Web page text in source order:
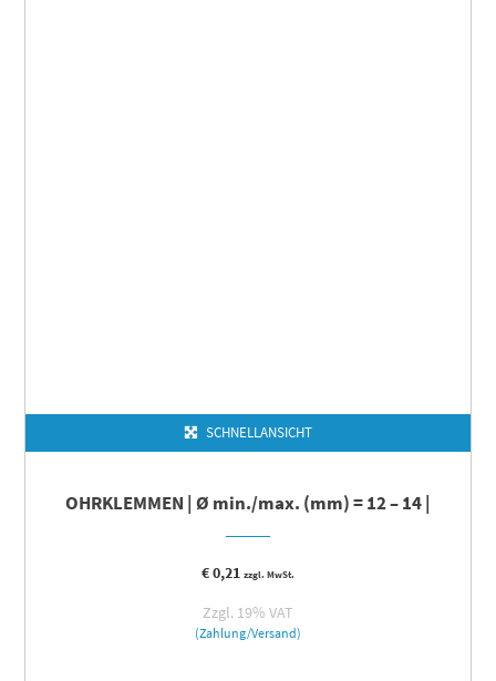
SCHNELLANSICHT
OHRKLEMMEN | Ø min./max. (mm) = 12 – 14 |
€0,21 zzgl. MwSt.
Zzgl. 19% VAT
(Zahlung/Versand)